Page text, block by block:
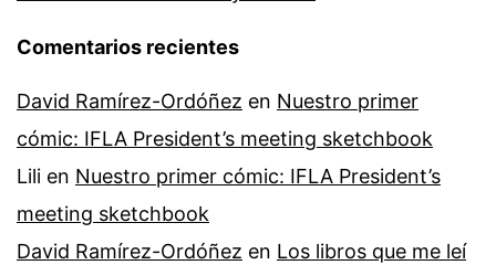
Comentarios recientes
David Ramírez-Ordóñez en Nuestro primer
cómic: IFLA President’s meeting sketchbook
Lili en Nuestro primer cómic: IFLA President’s
meeting sketchbook
David Ramírez-Ordóñez en Los libros que me leí